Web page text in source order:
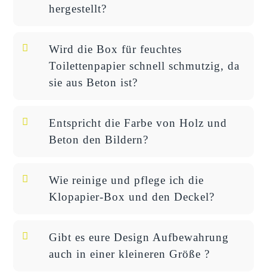
hergestellt?
Wird die Box für feuchtes
Toilettenpapier schnell schmutzig, da
sie aus Beton ist?
Entspricht die Farbe von Holz und
Beton den Bildern?
Wie reinige und pflege ich die
Klopapier-Box und den Deckel?
Gibt es eure Design Aufbewahrung
auch in einer kleineren Größe ?